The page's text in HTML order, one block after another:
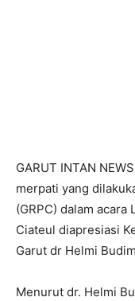
GARUT INTAN
merpati yang
(GRPC) dalam acara
Ciateul diapresiasi
Garut dr Helmi
Menurut dr. Helmi